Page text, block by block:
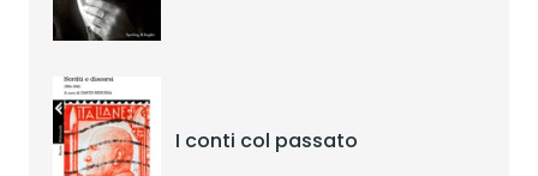
I conti col passato